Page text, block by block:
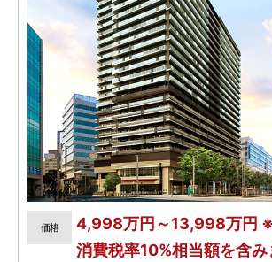
価格
4,998万円～13,998万円
消費税率10%相当額を含み